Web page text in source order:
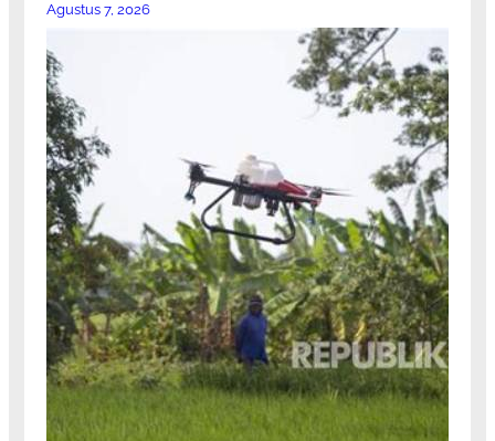
Agustus 7, 2026